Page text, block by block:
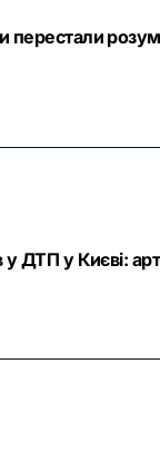
перестали
ДТП у Києві: